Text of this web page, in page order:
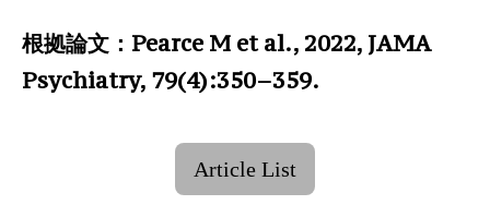
根拠論文：Pearce M et al., 2022, JAMA
Psychiatry, 79(4):350–359.
Article List